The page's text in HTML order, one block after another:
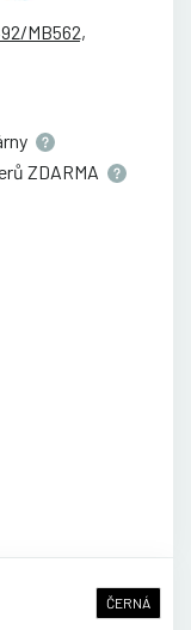
MB562,
ZDARMA
ČERNÁ